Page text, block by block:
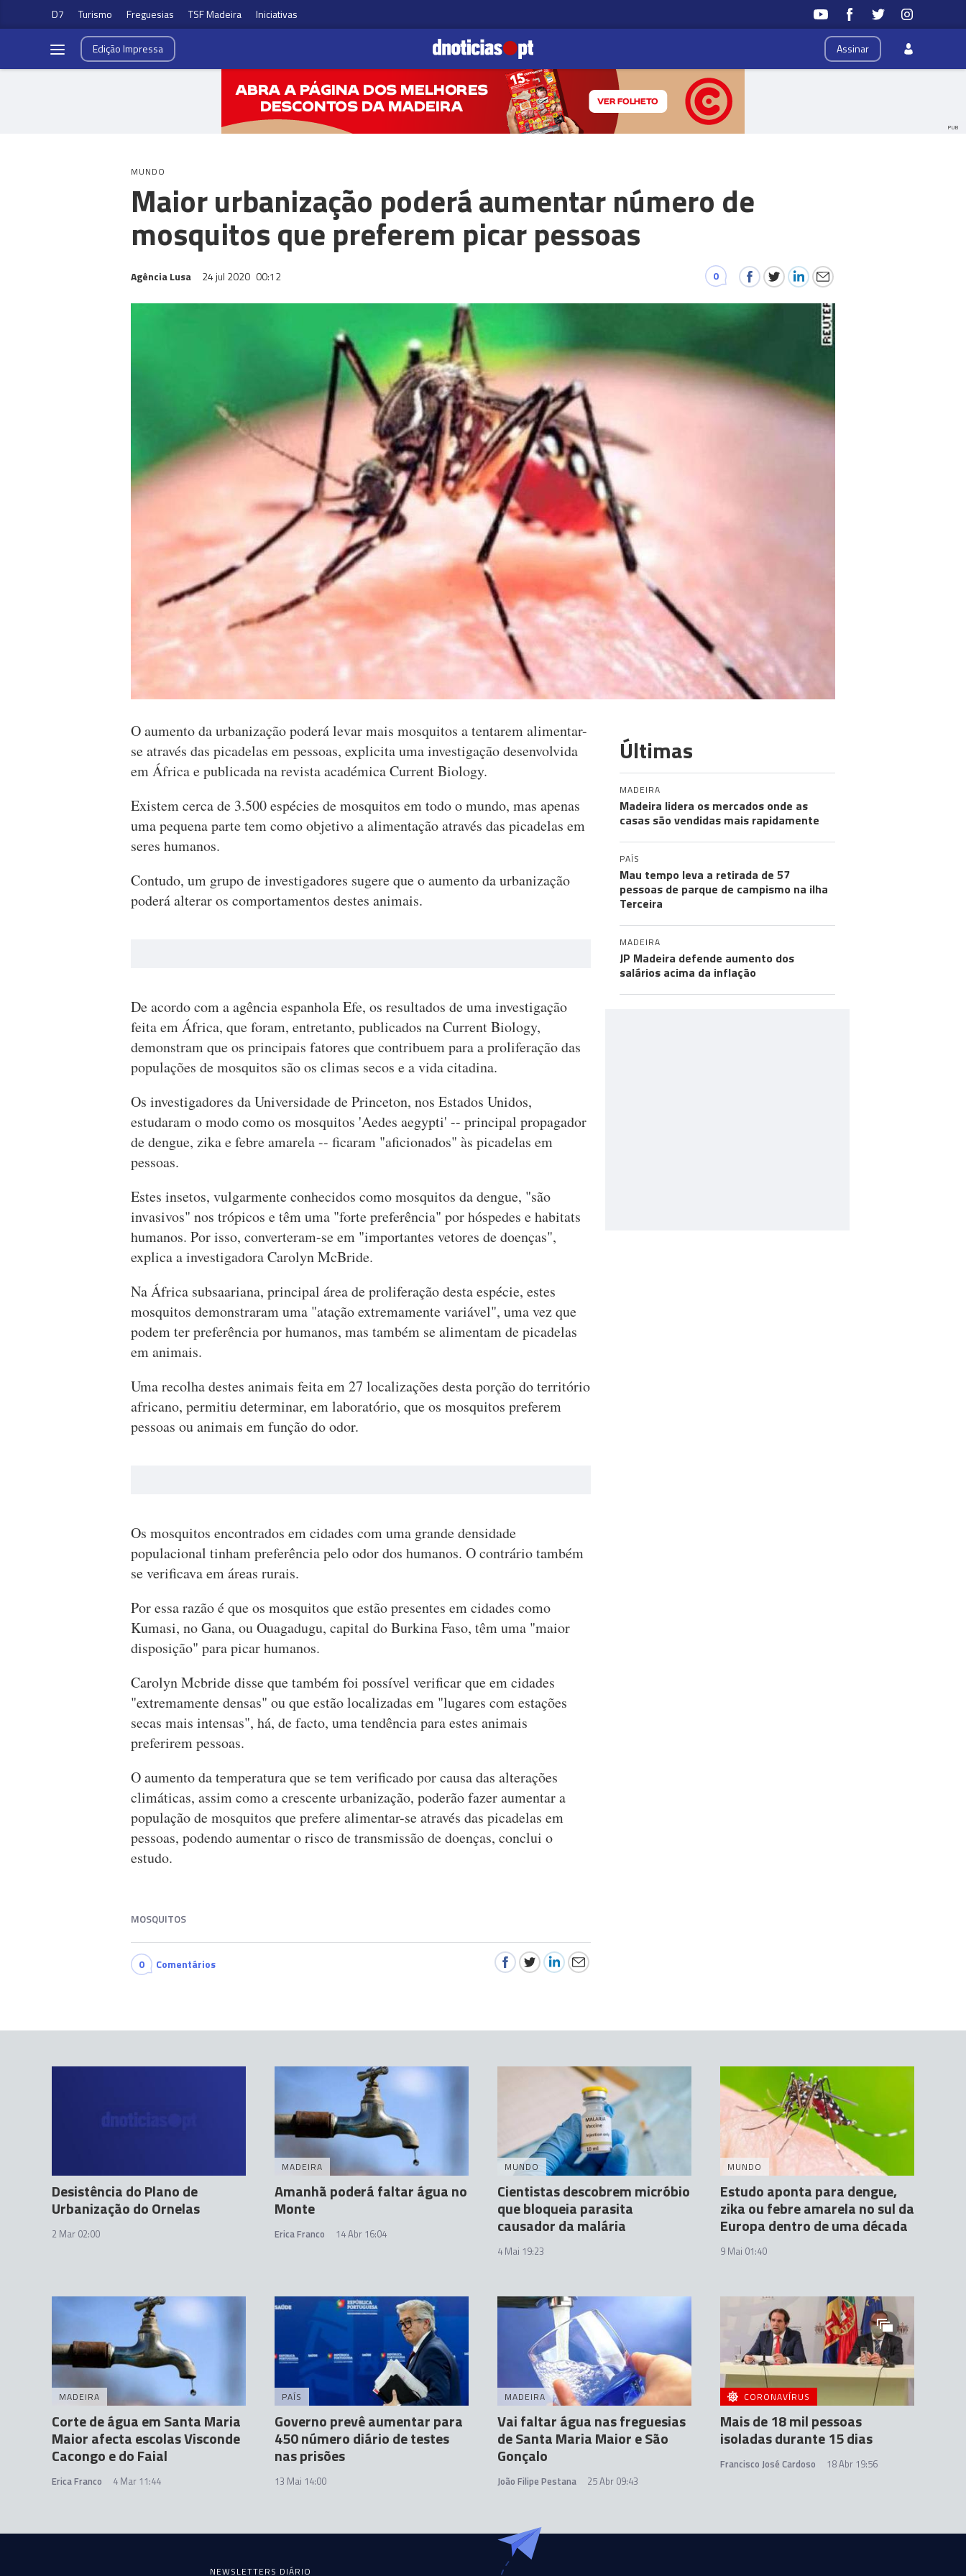
D7 Turismo Freguesias TSF Madeira Iniciativas
Assinar
EdiçãoImpressa
PUB
MUNDO
Maior urbanização poderá aumentar número de
mosquitos que preferem picar pessoas
Agência Lusa 24 jul 2020 00:12 0
O aumento da urbanização poderá levar mais mosquitos a tentarem alimentar-
se através das picadelas em pessoas, explicita uma investigação desenvolvida
em África e publicada na revista académica Current Biology.
Existem cerca de 3.500 espécies de mosquitos em todo o mundo, mas apenas
uma pequena parte tem como objetivo a alimentação através das picadelas em
seres humanos.
Contudo, um grupo de investigadores sugere que o aumento da urbanização
poderá alterar os comportamentos destes animais.
De acordo com a agência espanhola Efe, os resultados de uma investigação
feita em África, que foram, entretanto, publicados na Current Biology,
demonstram que os principais fatores que contribuem para a proliferação das
populações de mosquitos são os climas secos e a vida citadina.
Os investigadores da Universidade de Princeton, nos Estados Unidos,
estudaram o modo como os mosquitos 'Aedes aegypti' -- principal propagador
de dengue, zika e febre amarela -- ficaram "aficionados" às picadelas em
pessoas.
Estes insetos, vulgarmente conhecidos como mosquitos da dengue, "são
invasivos" nos trópicos e têm uma "forte preferência" por hóspedes e habitats
humanos. Por isso, converteram-se em "importantes vetores de doenças",
explica a investigadora Carolyn McBride.
Na África subsaariana, principal área de proliferação desta espécie, estes
mosquitos demonstraram uma "atação extremamente variável", uma vez que
podem ter preferência por humanos, mas também se alimentam de picadelas
em animais.
Uma recolha destes animais feita em 27 localizações desta porção do território
africano, permitiu determinar, em laboratório, que os mosquitos preferem
pessoas ou animais em função do odor.
Os mosquitos encontrados em cidades com uma grande densidade
populacional tinham preferência pelo odor dos humanos. O contrário também
se verificava em áreas rurais.
Por essa razão é que os mosquitos que estão presentes em cidades como
Kumasi, no Gana, ou Ouagadugu, capital do Burkina Faso, têm uma "maior
disposição" para picar humanos.
Carolyn Mcbride disse que também foi possível verificar que em cidades
"extremamente densas" ou que estão localizadas em "lugares com estações
secas mais intensas", há, de facto, uma tendência para estes animais
preferirem pessoas.
O aumento da temperatura que se tem verificado por causa das alterações
climáticas, assim como a crescente urbanização, poderão fazer aumentar a
população de mosquitos que prefere alimentar-se através das picadelas em
pessoas, podendo aumentar o risco de transmissão de doenças, conclui o
estudo.
MOSQUITOS
0 Comentários
Últimas
MADEIRA
Madeira lidera os mercados onde as
casas são vendidas mais rapidamente
PAÍS
Mau tempo leva a retirada de 57
pessoas de parque de campismo na ilha
Terceira
MADEIRA
JP Madeira defende aumento dos
salários acima da inflação
Desistência do Plano de
Urbanização do Ornelas
2 Mar 02:00
MADEIRA
Amanhã poderá faltar água no
Monte
Erica Franco 14 Abr 16:04
MUNDO
Cientistas descobrem micróbio
que bloqueia parasita
causador da malária
4 Mai 19:23
MUNDO
Estudo aponta para dengue,
zika ou febre amarela no sul da
Europa dentro de uma década
9 Mai 01:40
MADEIRA
Corte de água em Santa Maria
Maior afecta escolas Visconde
Cacongo e do Faial
Erica Franco 4 Mar 11:44
PAÍS
Governo prevê aumentar para
450 número diário de testes
nas prisões
13 Mai 14:00
MADEIRA
Vai faltar água nas freguesias
de Santa Maria Maior e São
Gonçalo
João Filipe Pestana 25 Abr 09:43
CORONAVÍRUS
Mais de 18 mil pessoas
isoladas durante 15 dias
Francisco José Cardoso 18 Abr 19:56
NEWSLETTERS DIÁRIO